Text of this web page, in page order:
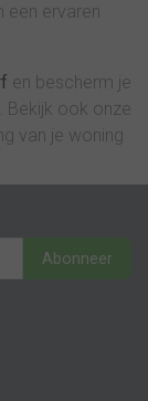
een ervaren
en bescherm je
Bekijk ook onze
van je woning
Abonneer